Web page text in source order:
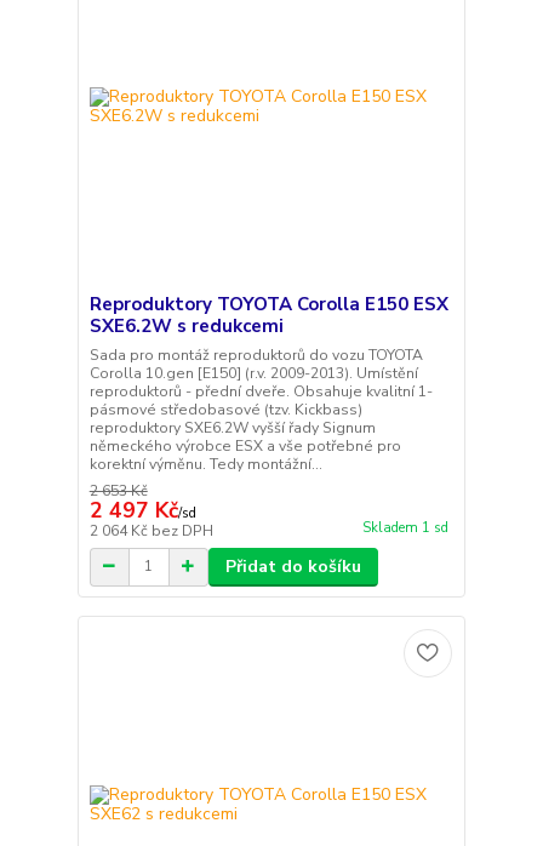
Reproduktory TOYOTA Corolla E150 ESX
SXE6.2W s redukcemi
Sada pro montáž reproduktorů do vozu TOYOTA
Corolla 10.gen [E150] (r.v. 2009-2013). Umístění
reproduktorů - přední dveře. Obsahuje kvalitní 1-
pásmové středobasové (tzv. Kickbass)
reproduktory SXE6.2W vyšší řady Signum
německého výrobce ESX a vše potřebné pro
korektní výměnu. Tedy montážní...
2 653 Kč
2 497 Kč/sd
2 064 Kč bez DPH Skladem 1 sd
Přidat do košíku